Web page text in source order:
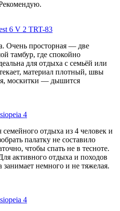
6 V 2 TRT-83
Очень просторная — две
тамбур, где спокойно
для отдыха с семьёй или
материал плотный, швы
москитки — дышится
4
отдыха из 4 человек и
палатку не составило
чтобы спать не в тесноте.
активного отдыха и походов
занимает немного и не тяжелая.
4